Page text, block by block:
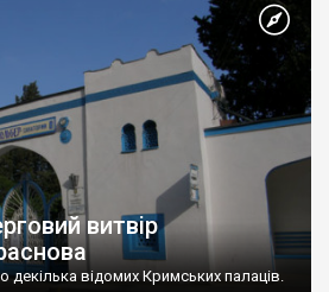
витвір
декілька відомих Кримських палаців.